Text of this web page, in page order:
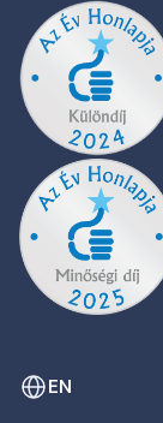
EN